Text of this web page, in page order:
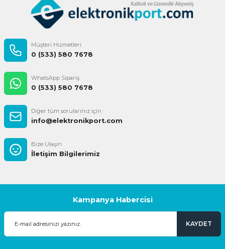
Müşteri Hizmetleri
0 (533) 580 7678
WhatsApp Sipariş
0 (533) 580 7678
Diğer tüm sorularınız için
info@elektronikport.com
Bize Ulaşın
İletişim Bilgilerimiz
Kampanya Habercisi
KAYDET